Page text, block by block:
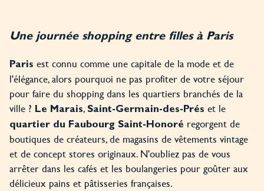
Une journée shopping entre filles à Paris
Paris est connu comme une capitale de la mode et de
l'élégance, alors pourquoi ne pas profiter de votre séjour
pour faire du shopping dans les quartiers branchés de la
ville ? Le Marais, Saint-Germain-des-Prés et le
quartier du Faubourg Saint-Honoré regorgent de
boutiques de créateurs, de magasins de vêtements vintage
et de concept stores originaux. N'oubliez pas de vous
arrêter dans les cafés et les boulangeries pour goûter aux
délicieux pains et pâtisseries françaises.